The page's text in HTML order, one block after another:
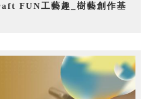
FUN工藝趣_樹藝創作基